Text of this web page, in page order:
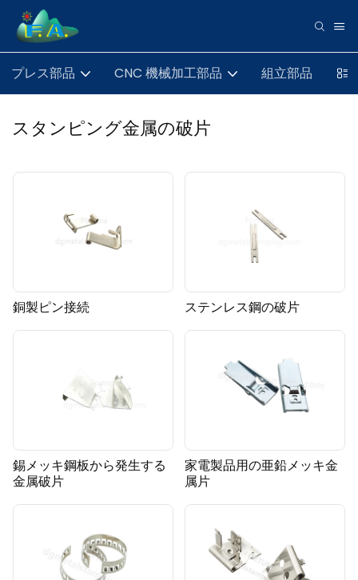
プレス部品 CNC 機械加工部品 組立部品
スタンピング金属の破片
銅製ピン接続 ステンレス鋼の破片
錫メッキ鋼板から発生する
金属破片
家電製品用の亜鉛メッキ金
属片